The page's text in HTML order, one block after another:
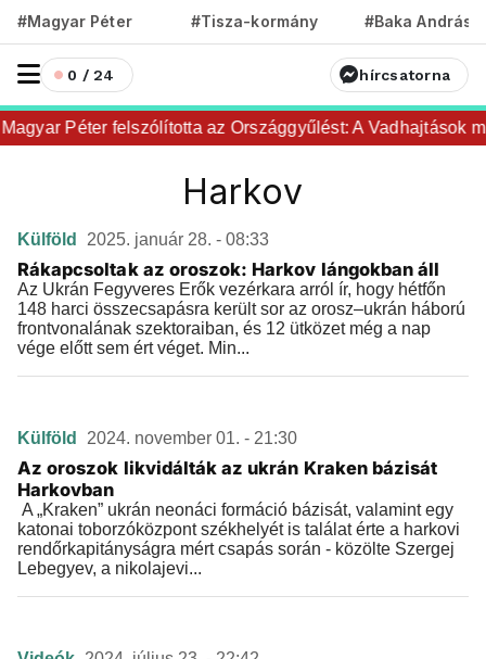
#Magyar Péter #Tisza-kormány #Baka András
0 / 24 hírcsatorna
Péter felszólította az Országgyűlést: A Vadhajtások
Harkov
Külföld 2025. január 28. - 08:33
Rákapcsoltak az oroszok: Harkov lángokban áll
Az Ukrán Fegyveres Erők vezérkara arról ír, hogy hétfőn
148 harci összecsapásra került sor az orosz–ukrán háború
frontvonalának szektoraiban, és 12 ütközet még a nap
vége előtt sem ért véget. Min...
Külföld 2024. november 01. - 21:30
Az oroszok likvidálták az ukrán Kraken bázisát
Harkovban
A „Kraken” ukrán neonáci formáció bázisát, valamint egy
katonai toborzóközpont székhelyét is találat érte a harkovi
rendőrkapitányságra mért csapás során - közölte Szergej
Lebegyev, a nikolajevi...